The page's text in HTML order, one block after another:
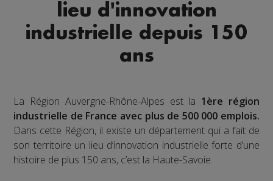
lieu d'innovation
industrielle depuis 150
ans
La Région Auvergne-Rhône-Alpes est la 1ère région
industrielle de France avec plus de 500 000 emplois.
Dans cette Région, il existe un département qui a fait de
son territoire un lieu d’innovation industrielle forte d’une
histoire de plus 150 ans, c’est la Haute-Savoie.